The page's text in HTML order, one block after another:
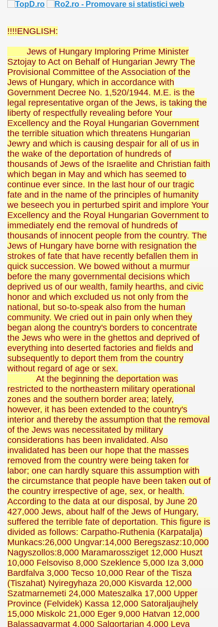
!!!!ENGLISH:
Jews of Hungary Imploring Prime Minister
Sztojay to Act on Behalf of Hungarian Jewry The
Provisional Committee of the Association of the
Jews of Hungary, which in accordance with
Government Decree No. 1,520/1944. M.E. is the
legal representative organ of the Jews, is taking the
liberty of respectfully revealing before Your
Excellency and the Royal Hungarian Government
the terrible situation which threatens Hungarian
Jewry and which is causing despair for all of us in
the wake of the deportation of hundreds of
thousands of Jews of the Israelite and Christian faith
which began in May and which has seemed to
continue ever since. In the last hour of our tragic
fate and in the name of the principles of humanity
we beseech you in perturbed spirit and implore Your
Excellency and the Royal Hungarian Government to
immediately end the removal of hundreds of
thousands of innocent people from the country. The
Jews of Hungary have borne with resignation the
strokes of fate that have recently befallen them in
quick succession. We bowed without a murmur
before the many governmental decisions which
deprived us of our wealth, family hearths, and civic
honor and which excluded us not only from the
national, but so-to-speak also from the human
community. We cried out in pain only when they
began along the country's borders to concentrate
the Jews who were in the ghettos and deprived of
everything into deserted factories and fields and
subsequently to deport them from the country
without regard of age or sex.
At the beginning the deportation was
restricted to the northeastern military operational
zones and the southern border area; lately,
however, it has been extended to the country's
interior and thereby the assumption that the removal
of the Jews was necessitated by military
considerations has been invalidated. Also
invalidated has been our hope that the masses
removed from the country were being taken for
labor; one can hardly square this assumption with
the circumstance that people have been taken out of
the country irrespective of age, sex, or health.
According to the data at our disposal, by June 20
427,000 Jews, about half of the Jews of Hungary,
suffered the terrible fate of deportation. This figure is
divided as follows: Carpatho-Ruthenia (Karpatalja)
Munkacs:26,000 Ungvar:14,000 Beregszasz:10,000
Nagyszollos:8,000 Maramarossziget 12,000 Huszt
10,000 Felsoviso 8,000 Szeklence 5,000 Iza 3,000
Bardfalva 3,000 Tecso 10,000 Rear of the Tisza
(Tiszahat) Nyiregyhaza 20,000 Kisvarda 12,000
Szatmarnemeti 24,000 Mateszalka 17,000 Upper
Province (Felvidek) Kassa 12,000 Satoraljaujhely
15,000 Miskolc 21,000 Eger 9,000 Hatvan 12,000
Balassagyarmat 4,000 Salgortarjan 4,000 Leva
CAZARE PE VALEA VASER
mocanita - VISEU DE SUS MAP the way to the steam